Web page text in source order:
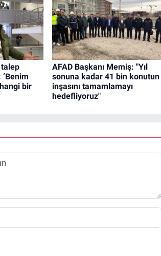
talep
bir
AFAD Başkanı Memiş: "Yıl
sonuna kadar 41 bin konutun
inşasını tamamlamayı
hedefliyoruz"